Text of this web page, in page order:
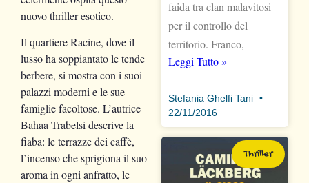
nuovo thriller esotico.
Il quartiere Racine, dove il
lusso ha soppiantato le tende
berbere, si mostra con i suoi
palazzi moderni e le sue
famiglie facoltose. L’autrice
Bahaa Trabelsi descrive la
fiaba: le terrazze dei caffè,
l’incenso che sprigiona il suo
aroma in ogni anfratto, le
faida tra clan malavitosi
per il controllo del
territorio. Franco,
Leggi Tutto »
Stefania Ghelfi Tani
22/11/2016
Thriller